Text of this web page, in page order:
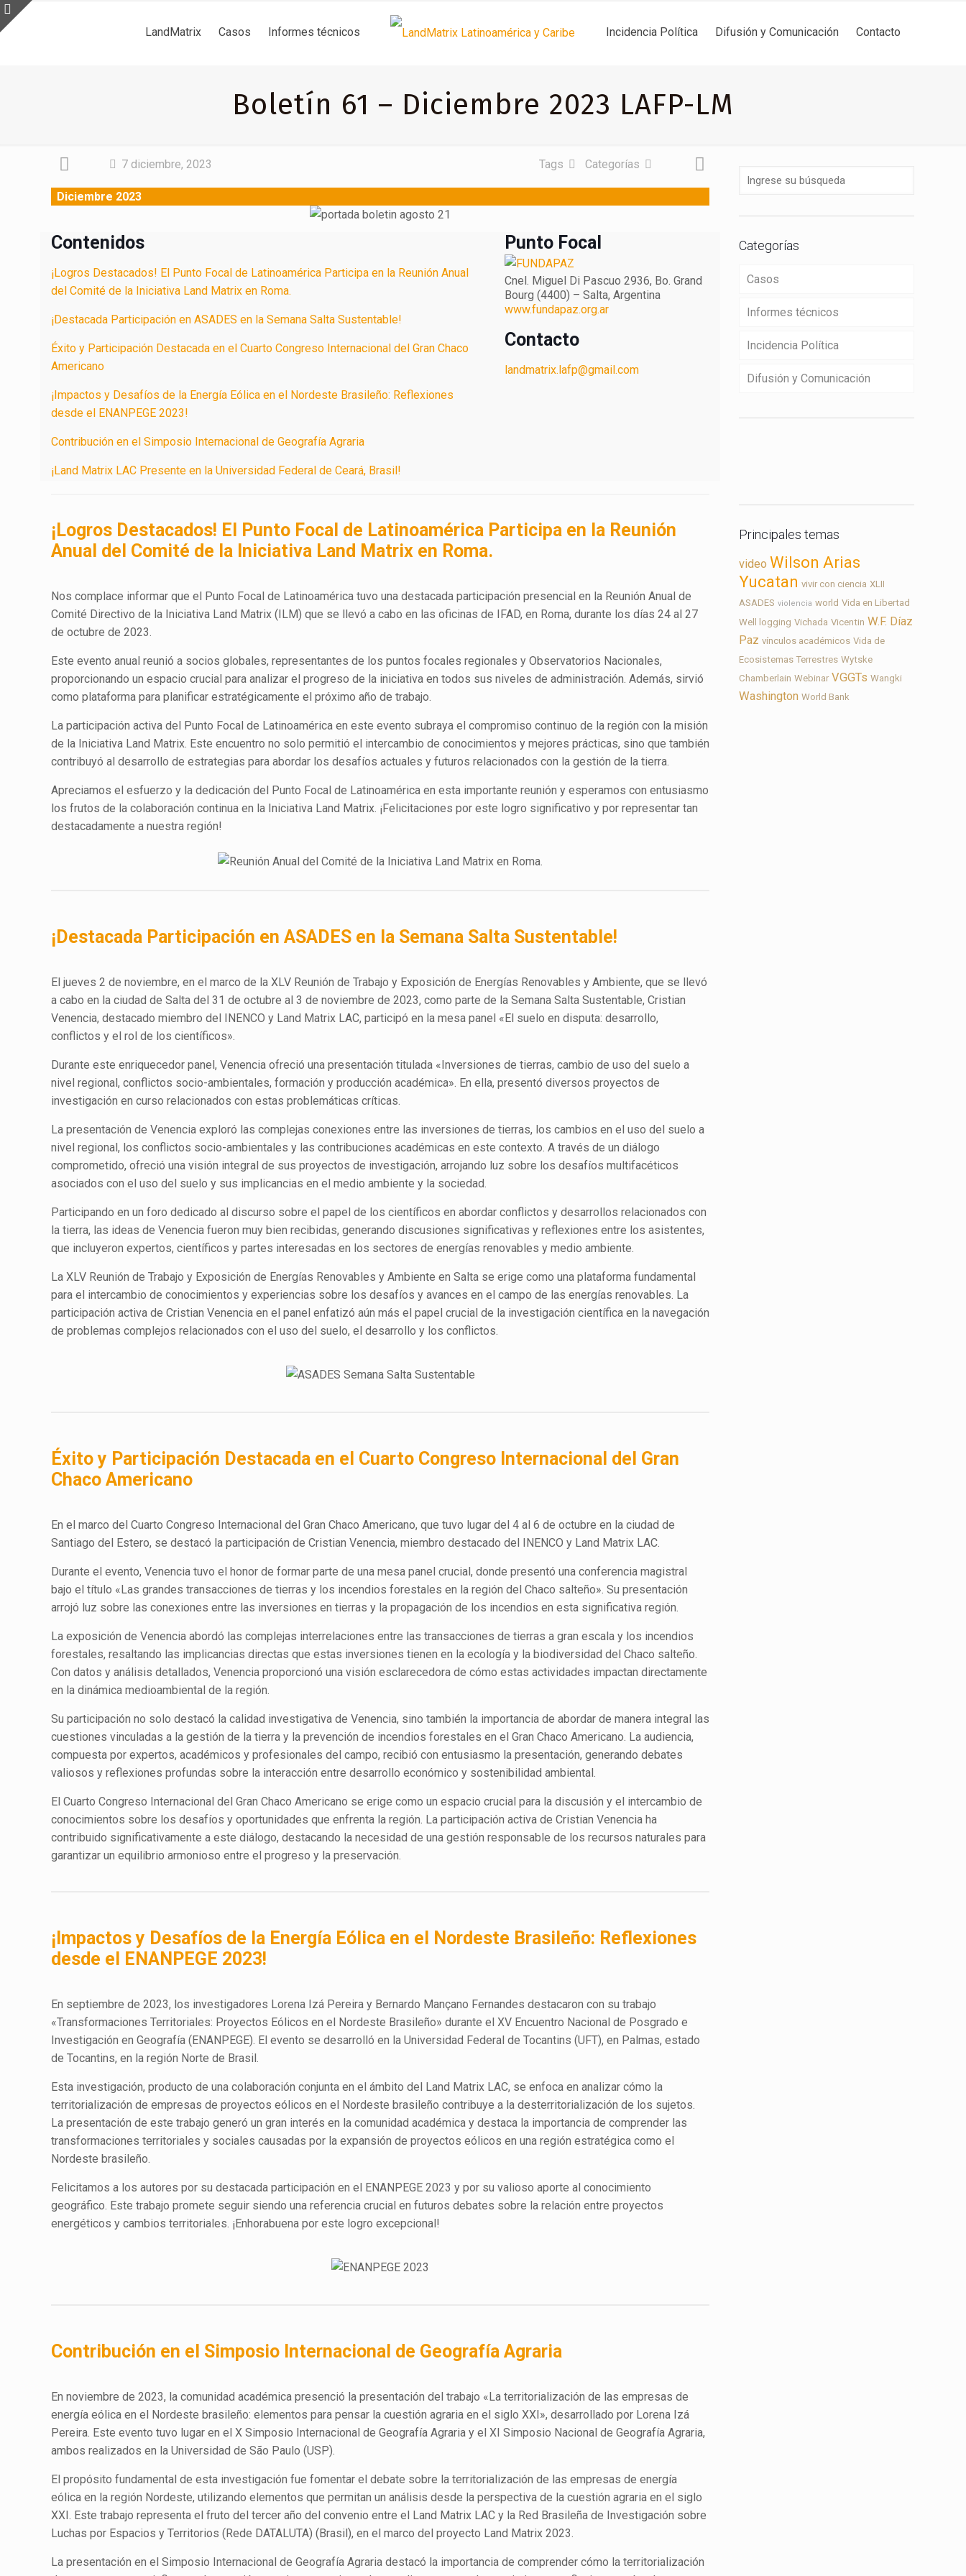
LandMatrix Casos Informes técnicos Incidencia Política Difusión y Comunicación Contacto
Boletín 61 – Diciembre 2023 LAFP-LM
7 diciembre, 2023 Categorías
Tags
Diciembre 2023
Contenidos
¡Logros Destacados! El Punto Focal de Latinoamérica Participa en la Reunión Anual
del Comité de la Iniciativa Land Matrix en Roma.
¡Destacada Participación en ASADES en la Semana Salta Sustentable!
Éxito y Participación Destacada en el Cuarto Congreso Internacional del Gran Chaco
Americano
¡Impactos y Desafíos de la Energía Eólica en el Nordeste Brasileño: Reflexiones
desde el ENANPEGE 2023!
Contribución en el Simposio Internacional de Geografía Agraria
¡Land Matrix LAC Presente en la Universidad Federal de Ceará, Brasil!
Punto Focal
Cnel. Miguel Di Pascuo 2936, Bo. Grand
Bourg (4400) – Salta, Argentina
www.fundapaz.org.ar
Contacto
landmatrix.lafp@gmail.com
¡Logros Destacados! El Punto Focal de Latinoamérica Participa en la Reunión
Anual del Comité de la Iniciativa Land Matrix en Roma.
Nos complace informar que el Punto Focal de Latinoamérica tuvo una destacada participación presencial en la Reunión Anual de
Comité Directivo de la Iniciativa Land Matrix (ILM) que se llevó a cabo en las oficinas de IFAD, en Roma, durante los días 24 al 27
de octubre de 2023.
Este evento anual reunió a socios globales, representantes de los puntos focales regionales y Observatorios Nacionales,
proporcionando un espacio crucial para analizar el progreso de la iniciativa en todos sus niveles de administración. Además, sirvió
como plataforma para planificar estratégicamente el próximo año de trabajo.
La participación activa del Punto Focal de Latinoamérica en este evento subraya el compromiso continuo de la región con la misión
de la Iniciativa Land Matrix. Este encuentro no solo permitió el intercambio de conocimientos y mejores prácticas, sino que también
contribuyó al desarrollo de estrategias para abordar los desafíos actuales y futuros relacionados con la gestión de la tierra.
Apreciamos el esfuerzo y la dedicación del Punto Focal de Latinoamérica en esta importante reunión y esperamos con entusiasmo
los frutos de la colaboración continua en la Iniciativa Land Matrix. ¡Felicitaciones por este logro significativo y por representar tan
destacadamente a nuestra región!
¡Destacada Participación en ASADES en la Semana Salta Sustentable!
El jueves 2 de noviembre, en el marco de la XLV Reunión de Trabajo y Exposición de Energías Renovables y Ambiente, que se llevó
a cabo en la ciudad de Salta del 31 de octubre al 3 de noviembre de 2023, como parte de la Semana Salta Sustentable, Cristian
Venencia, destacado miembro del INENCO y Land Matrix LAC, participó en la mesa panel «El suelo en disputa: desarrollo,
conflictos y el rol de los científicos».
Durante este enriquecedor panel, Venencia ofreció una presentación titulada «Inversiones de tierras, cambio de uso del suelo a
nivel regional, conflictos socio-ambientales, formación y producción académica». En ella, presentó diversos proyectos de
investigación en curso relacionados con estas problemáticas críticas.
La presentación de Venencia exploró las complejas conexiones entre las inversiones de tierras, los cambios en el uso del suelo a
nivel regional, los conflictos socio-ambientales y las contribuciones académicas en este contexto. A través de un diálogo
comprometido, ofreció una visión integral de sus proyectos de investigación, arrojando luz sobre los desafíos multifacéticos
asociados con el uso del suelo y sus implicancias en el medio ambiente y la sociedad.
Participando en un foro dedicado al discurso sobre el papel de los científicos en abordar conflictos y desarrollos relacionados con
la tierra, las ideas de Venencia fueron muy bien recibidas, generando discusiones significativas y reflexiones entre los asistentes,
que incluyeron expertos, científicos y partes interesadas en los sectores de energías renovables y medio ambiente.
La XLV Reunión de Trabajo y Exposición de Energías Renovables y Ambiente en Salta se erige como una plataforma fundamental
para el intercambio de conocimientos y experiencias sobre los desafíos y avances en el campo de las energías renovables. La
participación activa de Cristian Venencia en el panel enfatizó aún más el papel crucial de la investigación científica en la navegación
de problemas complejos relacionados con el uso del suelo, el desarrollo y los conflictos.
Éxito y Participación Destacada en el Cuarto Congreso Internacional del Gran
Chaco Americano
En el marco del Cuarto Congreso Internacional del Gran Chaco Americano, que tuvo lugar del 4 al 6 de octubre en la ciudad de
Santiago del Estero, se destacó la participación de Cristian Venencia, miembro destacado del INENCO y Land Matrix LAC.
Durante el evento, Venencia tuvo el honor de formar parte de una mesa panel crucial, donde presentó una conferencia magistral
bajo el título «Las grandes transacciones de tierras y los incendios forestales en la región del Chaco salteño». Su presentación
arrojó luz sobre las conexiones entre las inversiones en tierras y la propagación de los incendios en esta significativa región.
La exposición de Venencia abordó las complejas interrelaciones entre las transacciones de tierras a gran escala y los incendios
forestales, resaltando las implicancias directas que estas inversiones tienen en la ecología y la biodiversidad del Chaco salteño.
Con datos y análisis detallados, Venencia proporcionó una visión esclarecedora de cómo estas actividades impactan directamente
en la dinámica medioambiental de la región.
Su participación no solo destacó la calidad investigativa de Venencia, sino también la importancia de abordar de manera integral las
cuestiones vinculadas a la gestión de la tierra y la prevención de incendios forestales en el Gran Chaco Americano. La audiencia,
compuesta por expertos, académicos y profesionales del campo, recibió con entusiasmo la presentación, generando debates
valiosos y reflexiones profundas sobre la interacción entre desarrollo económico y sostenibilidad ambiental.
El Cuarto Congreso Internacional del Gran Chaco Americano se erige como un espacio crucial para la discusión y el intercambio de
conocimientos sobre los desafíos y oportunidades que enfrenta la región. La participación activa de Cristian Venencia ha
contribuido significativamente a este diálogo, destacando la necesidad de una gestión responsable de los recursos naturales para
garantizar un equilibrio armonioso entre el progreso y la preservación.
¡Impactos y Desafíos de la Energía Eólica en el Nordeste Brasileño: Reflexiones
desde el ENANPEGE 2023!
En septiembre de 2023, los investigadores Lorena Izá Pereira y Bernardo Mançano Fernandes destacaron con su trabajo
«Transformaciones Territoriales: Proyectos Eólicos en el Nordeste Brasileño» durante el XV Encuentro Nacional de Posgrado e
Investigación en Geografía (ENANPEGE). El evento se desarrolló en la Universidad Federal de Tocantins (UFT), en Palmas, estado
de Tocantins, en la región Norte de Brasil.
Esta investigación, producto de una colaboración conjunta en el ámbito del Land Matrix LAC, se enfoca en analizar cómo la
territorialización de empresas de proyectos eólicos en el Nordeste brasileño contribuye a la desterritorialización de los sujetos.
La presentación de este trabajo generó un gran interés en la comunidad académica y destaca la importancia de comprender las
transformaciones territoriales y sociales causadas por la expansión de proyectos eólicos en una región estratégica como el
Nordeste brasileño.
Felicitamos a los autores por su destacada participación en el ENANPEGE 2023 y por su valioso aporte al conocimiento
geográfico. Este trabajo promete seguir siendo una referencia crucial en futuros debates sobre la relación entre proyectos
energéticos y cambios territoriales. ¡Enhorabuena por este logro excepcional!
Contribución en el Simposio Internacional de Geografía Agraria
En noviembre de 2023, la comunidad académica presenció la presentación del trabajo «La territorialización de las empresas de
energía eólica en el Nordeste brasileño: elementos para pensar la cuestión agraria en el siglo XXI», desarrollado por Lorena Izá
Pereira. Este evento tuvo lugar en el X Simposio Internacional de Geografía Agraria y el XI Simposio Nacional de Geografía Agraria,
ambos realizados en la Universidad de São Paulo (USP).
El propósito fundamental de esta investigación fue fomentar el debate sobre la territorialización de las empresas de energía
eólica en la región Nordeste, utilizando elementos que permitan un análisis desde la perspectiva de la cuestión agraria en el siglo
XXI. Este trabajo representa el fruto del tercer año del convenio entre el Land Matrix LAC y la Red Brasileña de Investigación sobre
Luchas por Espacios y Territorios (Rede DATALUTA) (Brasil), en el marco del proyecto Land Matrix 2023.
La presentación en el Simposio Internacional de Geografía Agraria destacó la importancia de comprender cómo la territorialización
Categorías
Casos
Informes técnicos
Incidencia Política
Difusión y Comunicación
Principales temas
video Wilson Arias
Yucatan vivir con ciencia XLII
ASADES violencia world Vida en Libertad
Well logging Vichada Vicentin W.F. Díaz
Paz vínculos académicos Vida de
Ecosistemas Terrestres Wytske
Chamberlain Webinar VGGTs Wangki
Washington World Bank